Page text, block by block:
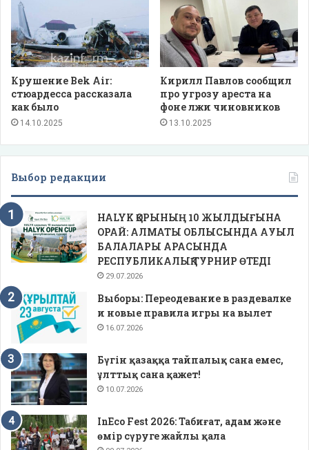
Крушение Bek Air:
стюардесса рассказала
как было
14.10.2025
Кирилл Павлов сообщил
про угрозу ареста на
фоне лжи чиновников
13.10.2025
Выбор редакции
HALYK ҚОРЫНЫҢ 10 ЖЫЛДЫҒЫНА
ОРАЙ: АЛМАТЫ ОБЛЫСЫНДА АУЫЛ
БАЛАЛАРЫ АРАСЫНДА
РЕСПУБЛИКАЛЫҚ ТУРНИР ӨТЕДІ
29.07.2026
Выборы: Переодевание в раздевалке
и новые правила игры на вылет
16.07.2026
Бүгін қазаққа тайпалық сана емес,
ұлттық сана қажет!
10.07.2026
InEco Fest 2026: Табиғат, адам және
өмір сүруге жайлы қала